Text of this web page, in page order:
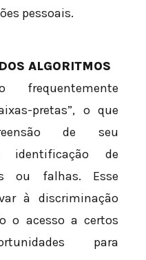
pessoais.
ALGORITMOS
pretas”, o que
de seu
de
ou falhas. Esse
à discriminação
o acesso a certos
para